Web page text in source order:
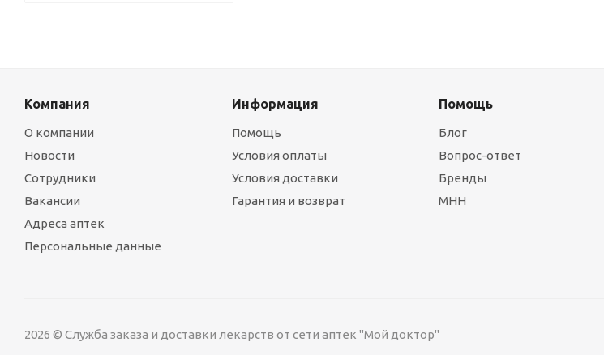
Компания
О компании
Новости
Сотрудники
Вакансии
Адреса аптек
Персональные данные
Информация
Помощь
Условия оплаты
Условия доставки
Гарантия и возврат
Помощь
Блог
Вопрос-ответ
Бренды
МНН
2026 © Служба заказа и доставки лекарств от сети аптек "Мой доктор"